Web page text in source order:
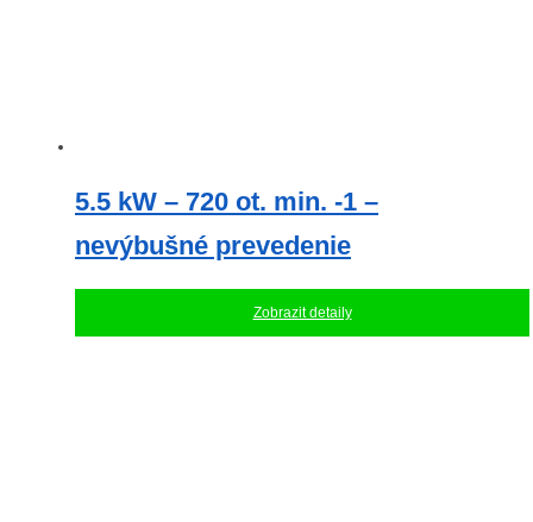
5.5 kW – 720 ot. min. -1 –
nevýbušné prevedenie
Zobrazit detaily